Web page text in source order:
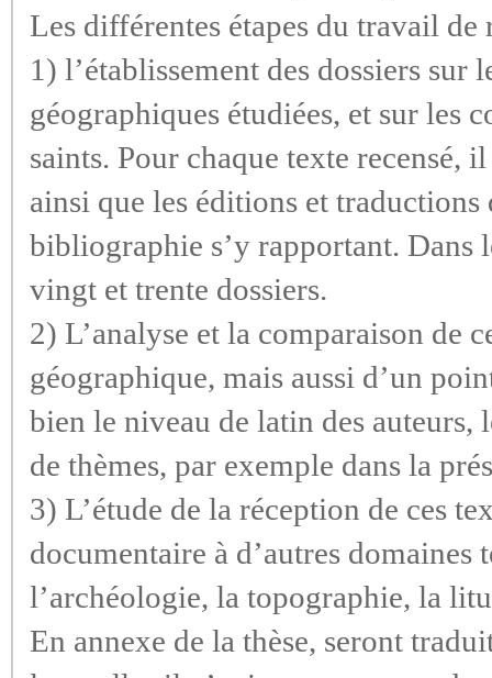
Les différentes étapes du travail de
1) l’établissement des dossiers sur
géographiques étudiées, et sur les
saints. Pour chaque texte recensé,
ainsi que les éditions et
bibliographie s’y rapportant. Dans
vingt et trente dossiers.
2) L’analyse et la comparaison de
géographique, mais aussi d’un
bien le niveau de latin des
de thèmes, par exemple dans la
3) L’étude de la réception de ces
documentaire à d’autres domaines
l’archéologie, la topographie, la
En annexe de la thèse, seront